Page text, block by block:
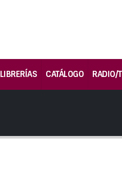
LIBRERÍAS CATÁLOGO RADIO/